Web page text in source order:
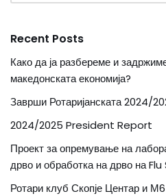
Recent Posts
Како да ја разбереме и
македонската економија?
Заврши Ротаријанската 2024/
2024/2025 President Report
Проект за опремување на
дрво и обработка на дрво на
Ротари клуб Скопје Центар и